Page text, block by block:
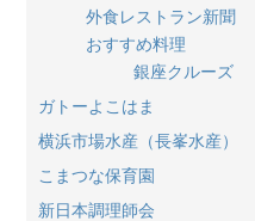
外食レストラン新聞
おすすめ料理
銀座クルーズ
ガトーよこはま
横浜市場水産（長峯水産）
こまつな保育園
新日本調理師会